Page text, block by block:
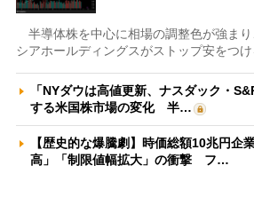
半導体株を中心に相場の調整色が強ま
シアホールディングスがストップ安をつ
「NYダウは高値更新、ナスダック・
する米国株市場の変化 半…
【歴史的な爆騰劇】時価総額10兆円企
高」「制限値幅拡大」の衝撃 フ…